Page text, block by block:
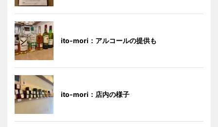
ito-mori：アルコールの提供も
ito-mori：店内の様子